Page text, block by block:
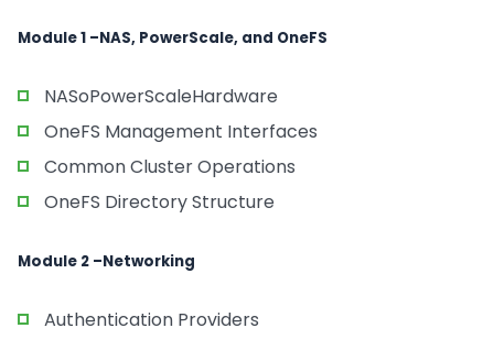
Module 1 –NAS, PowerScale, and OneFS
NASoPowerScaleHardware
OneFS Management Interfaces
Common Cluster Operations
OneFS Directory Structure
Module 2 –Networking
Authentication Providers